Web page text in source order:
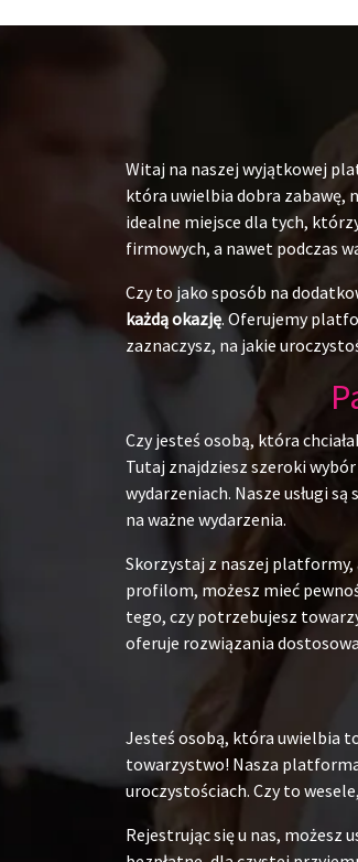
Witaj na naszej wyjątkowej
która uwielbia dobra zabawę,
idealne miejsce dla tych,
firmowych, a nawet podczas
Czy to jako sposób na
każdą okazję. Oferujemy
zaznaczysz, na jakie
Czy jesteś osobą, która
Tutaj znajdziesz szeroki
wydarzeniach. Nasze usługi
na ważne wydarzenia.
Skorzystaj z naszej
profilom, możesz mieć
tego, czy potrzebujesz
oferuje rozwiązania
Jesteś osobą, która uwielbia
towarzystwo! Nasza
uroczystościach. Czy to
Rejestrując się u nas, możesz